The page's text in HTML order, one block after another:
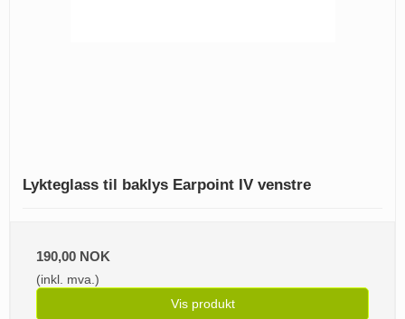
Lykteglass til baklys Earpoint IV venstre
190,00 NOK
(inkl. mva.)
Vis produkt